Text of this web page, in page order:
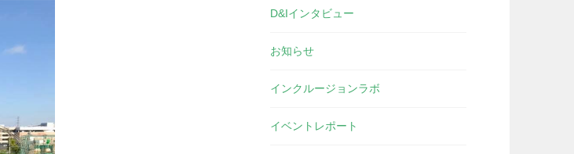
D&Iインタビュー
お知らせ
インクルージョンラボ
イベントレポート